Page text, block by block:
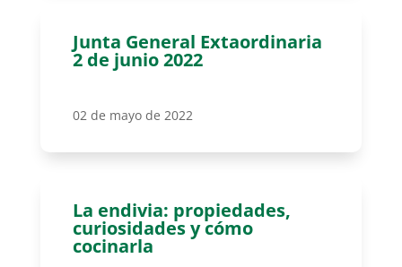
Junta General Extaordinaria
2 de junio 2022
02 de mayo de 2022
La endivia: propiedades,
curiosidades y cómo
cocinarla